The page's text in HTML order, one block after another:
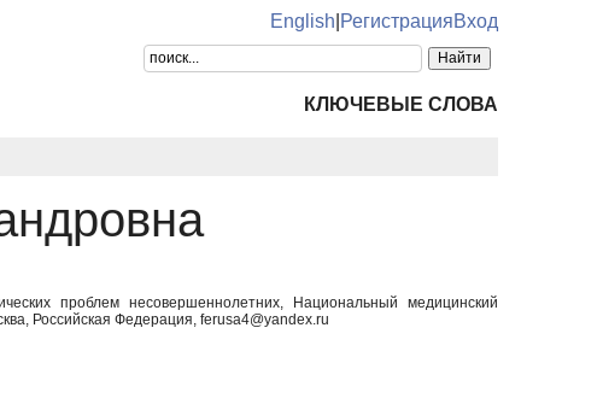
English РегистрацияВход
КЛЮЧЕВЫЕ СЛОВА
проблем несовершеннолетних, Национальный медицинский
Российская Федерация, ferusa4@yandex.ru